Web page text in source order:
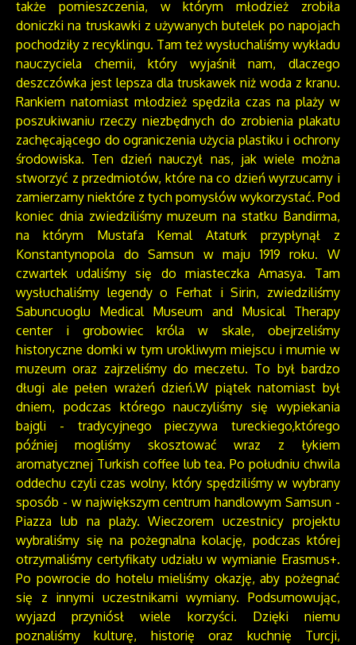
także pomieszczenia, w którym młodzież zrobiła
doniczki na truskawki z używanych butelek po napojach
pochodziły z recyklingu. Tam też wysłuchaliśmy wykładu
nauczyciela chemii, który wyjaśnił nam, dlaczego
deszczówka jest lepsza dla truskawek niż woda z kranu.
Rankiem natomiast młodzież spędziła czas na plaży w
poszukiwaniu rzeczy niezbędnych do zrobienia plakatu
zachęcającego do ograniczenia użycia plastiku i ochrony
środowiska. Ten dzień nauczył nas, jak wiele można
stworzyć z przedmiotów, które na co dzień wyrzucamy i
zamierzamy niektóre z tych pomysłów wykorzystać. Pod
koniec dnia zwiedziliśmy muzeum na statku Bandirma,
na którym Mustafa Kemal Ataturk przypłynął z
Konstantynopola do Samsun w maju 1919 roku. W
czwartek udaliśmy się do miasteczka Amasya. Tam
wysłuchaliśmy legendy o Ferhat i Sirin, zwiedziliśmy
Sabuncuoglu Medical Museum and Musical Therapy
center i grobowiec króla w skale, obejrzeliśmy
historyczne domki w tym urokliwym miejscu i mumie w
muzeum oraz zajrzeliśmy do meczetu. To był bardzo
długi ale pełen wrażeń dzień.W piątek natomiast był
dniem, podczas którego nauczyliśmy się wypiekania
bajgli - tradycyjnego pieczywa tureckiego,którego
później mogliśmy skosztować wraz z łykiem
aromatycznej Turkish coffee lub tea. Po południu chwila
oddechu czyli czas wolny, który spędziliśmy w wybrany
sposób - w największym centrum handlowym Samsun -
Piazza lub na plaży. Wieczorem uczestnicy projektu
wybraliśmy się na pożegnalna kolację, podczas której
otrzymaliśmy certyfikaty udziału w wymianie Erasmus+.
Po powrocie do hotelu mieliśmy okazję, aby pożegnać
się z innymi uczestnikami wymiany. Podsumowując,
wyjazd przyniósł wiele korzyści. Dzięki niemu
poznaliśmy kulturę, historię oraz kuchnię Turcji,